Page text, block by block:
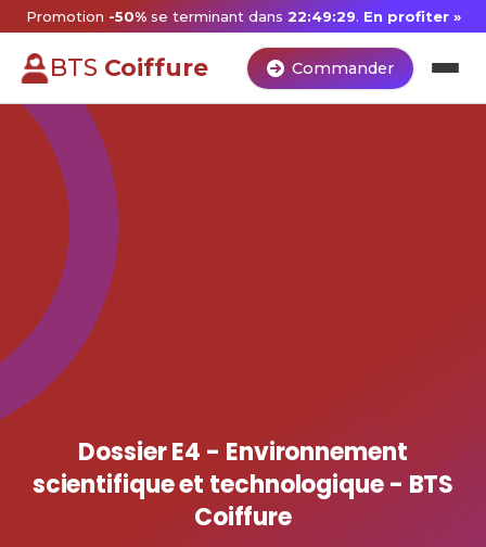
Promotion -50%se terminant dans 22:49:28. En profiter »
BTS Coiffure Commander
Dossier E4 - Environnement
scientifique et technologique - BTS
Coiffure